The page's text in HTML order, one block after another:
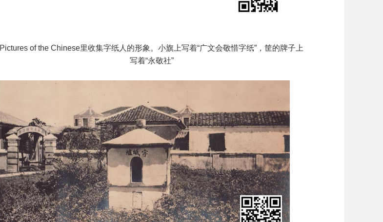
Pictures of the Chinese里收集字纸人的形象。小旗上写着“广文会敬惜字纸”，筐的牌子上
写着“永敬社”